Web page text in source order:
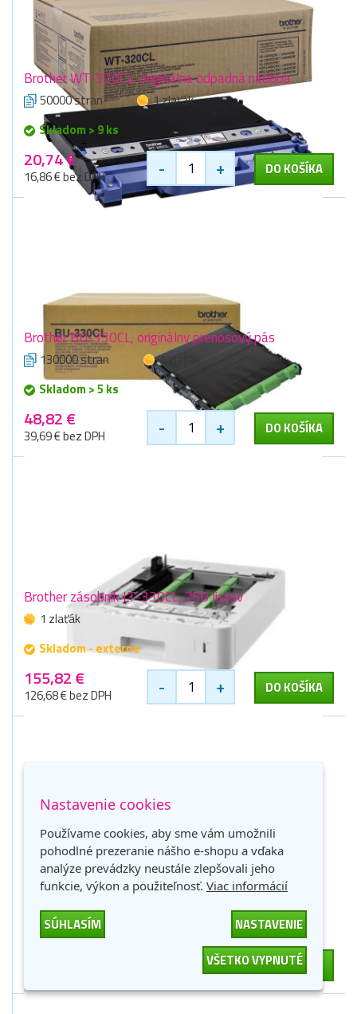
Brother WT-320CL, originálna odpadná nádoba
50000 stran
1 zlaťák
Skladom > 9 ks
20,74 €
16,86 € bez DPH - + DO KOŠÍKA
Brother BU-330CL, originálny prenosový pás
130000 stran
1 zlaťák
Skladom > 5 ks
48,82 €
39,69 € bez DPH - + DO KOŠÍKA
Brother zásobník LT-330CL, 250 listov
1 zlaťák
Skladom - externe
155,82 €
126,68 € bez DPH - + DO KOŠÍKA
Laserová tlačiareň Brother HL-L8360CDW
(HLL8360CDWRE1)
1 zlaťák
Skladom - externe
+ DO KOŠÍKA
Nastavenie cookies
Používame cookies, aby sme vám umožnili
pohodlné prezeranie nášho e-shopu a vďaka
analýze prevádzky neustále zlepšovali jeho
funkcie, výkon a použiteľnosť. Viac informácií
SÚHLASÍM
NASTAVENIE
VŠETKO VYPNUTÉ